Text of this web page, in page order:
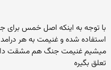
با توجه به اینکه اصل خمس برای
استفاده شده و غنیمت به هر
میشیم غنیمت جنگ هم مشقت
تعلق بگیره